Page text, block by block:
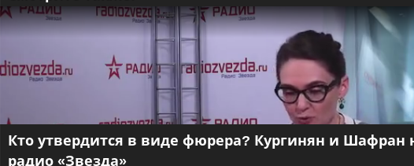
Кто утвердится в виде фюрера? Кургинян и Шафран
радио «Звезда»